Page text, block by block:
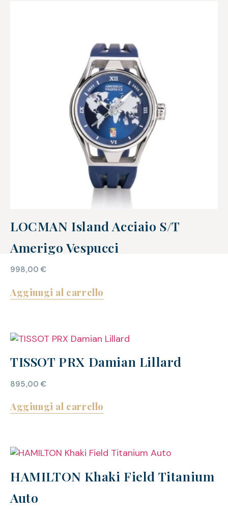
LOCMAN Island Acciaio S/T
Amerigo Vespucci
998,00€
Aggiungi al carrello
TISSOT PRX Damian Lillard
895,00€
Aggiungi al carrello
HAMILTON Khaki Field Titanium
Auto